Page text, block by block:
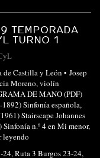
TEMPORADA
TURNO 1
de Castilla y León • Josep
Moreno, violín
DE MANO (PDF)
Sinfonía española,
Stairscape Johannes
n.º 4 en Mi menor,
leyendo
24,Ruta 3 Burgos 23-24,